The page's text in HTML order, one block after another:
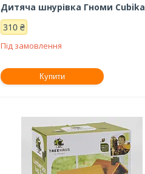
Дитяча шнурівка Гноми Cubika
310 ₴
Під замовлення
Купити